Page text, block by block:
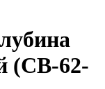
(СВ-62-